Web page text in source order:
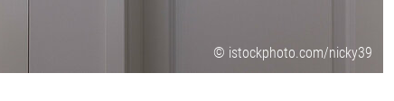
© istockphoto.com/nicky39